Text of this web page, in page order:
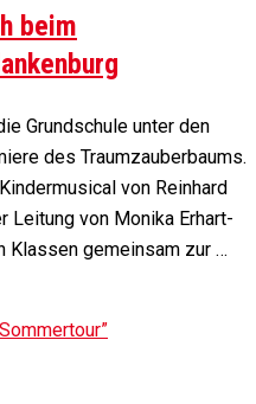
beim
Grundschule unter den
des Traumzauberbaums.
von Reinhard
Leitung von Monika Erhart-
Klassen gemeinsam zur …